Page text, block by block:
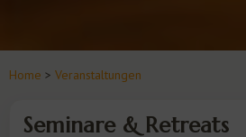
Home > Veranstaltungen
Seminare & Retreats